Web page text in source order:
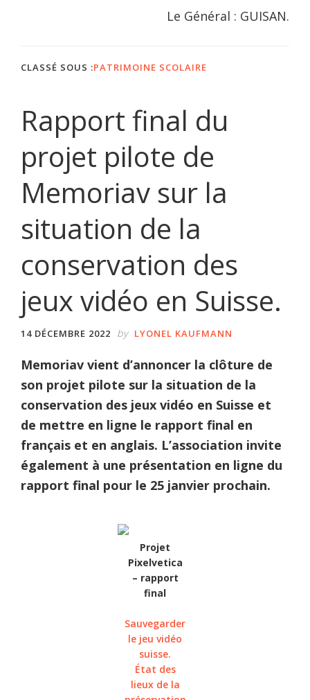
Le Général : GUISAN.
CLASSÉ SOUS :PATRIMOINE SCOLAIRE
Rapport final du
projet pilote de
Memoriav sur la
situation de la
conservation des
jeux vidéo en Suisse.
14 DÉCEMBRE 2022 by LYONEL KAUFMANN
Memoriav vient d’annoncer la clôture de
son projet pilote sur la situation de la
conservation des jeux vidéo en Suisse et
de mettre en ligne le rapport final en
français et en anglais. L’association invite
également à une présentation en ligne du
rapport final pour le 25 janvier prochain.
Projet
Pixelvetica
– rapport
final
Sauvegarder
le jeu vidéo
suisse.
État des
lieux de la